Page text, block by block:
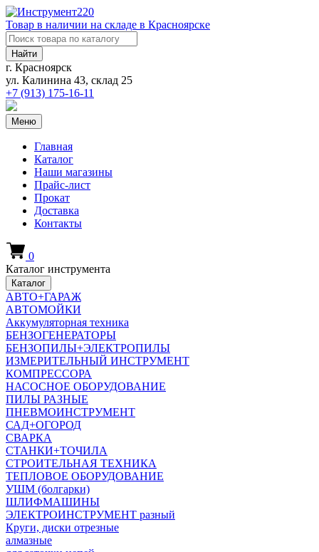
Товар в наличии на складе в Красноярске
Найти
г. Красноярск
ул. Калинина 43, склад 25
+7 (913) 175-16-11
Меню
Главная
Каталог
Наши магазины
Прайс-лист
Прокат
Доставка
Контакты
0
Каталог инструмента
Каталог
АВТО+ГАРАЖ
АВТОМОЙКИ
Аккумуляторная техника
БЕНЗОГЕНЕРАТОРЫ
БЕНЗОПИЛЫ+ЭЛЕКТРОПИЛЫ
ИЗМЕРИТЕЛЬНЫЙ ИНСТРУМЕНТ
КОМПРЕССОРА
НАСОСНОЕ ОБОРУДОВАНИЕ
ПИЛЫ РАЗНЫЕ
ПНЕВМОИНСТРУМЕНТ
САД+ОГОРОД
СВАРКА
СТАНКИ+ТОЧИЛА
СТРОИТЕЛЬНАЯ ТЕХНИКА
ТЕПЛОВОЕ ОБОРУДОВАНИЕ
УШМ (болгарки)
ШЛИФМАШИНЫ
ЭЛЕКТРОИНСТРУМЕНТ разный
Круги, диски отрезные
алмазные